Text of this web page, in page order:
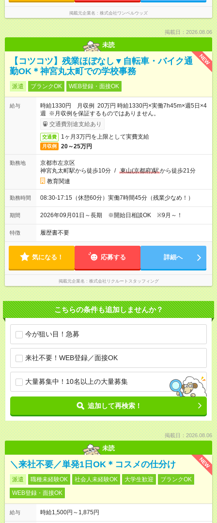
掲載元企業名 株式会社ワンベルウッズ
掲載日：2026.08.06
未読
NEW
【コツコツ】残業ほぼなし▼自転車・バイク通
勤OK＊神宮丸太町での学校事務
派遣 ブランクOK WEB登録・面接OK
給与
時給1330円 月収例 20万円 時給1330円×実働7h45m×週5日×4
週 ※月収例を保証するものではありません。
交通費別途支給あり
交通費 1ヶ月3万円を上限として実費支給
月収例 20～25万円
勤務地
京都市左京区
神宮丸太町駅から徒歩10分 / 東山(京都府)駅から徒歩21分
教育関連
勤務時間 08:30-17:15（休憩60分）実働7時間45分（残業少なめ！）
期間 2026年09月01日～長期 ※開始日相談OK ※9月～！
特徴 履歴書不要
気になる！ 応募する 詳細へ
掲載元企業名 株式会社リクルートスタッフィング
こちらの条件も追加しませんか？
今が狙い目！急募
来社不要！WEB登録／面接OK
大量募集中！10名以上の大量募集
追加して再検索！
掲載日：2026.08.06
未読
NEW
＼来社不要／単発1日OK＊コスメの仕分け
派遣 職種未経験OK 社会人未経験OK 大学生歓迎
ブランクOK
WEB登録・面接OK
給与 時給1,500円～1,875円